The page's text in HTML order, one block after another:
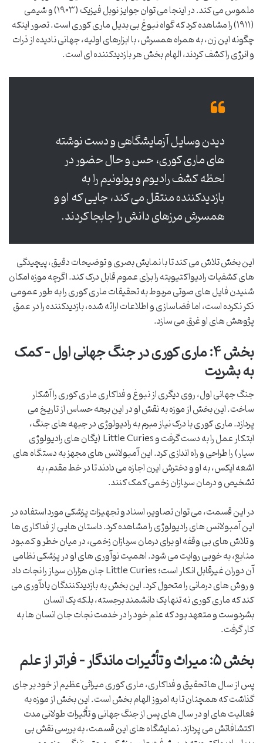
ملموس می کند. در اینجا می توان جوایز نوبل فیزیک (۱۹۰۳) و شیمی
(۱۹۱۱) را مشاهده کرد که گواه نبوغ بی بدیل ماری کوری است. تصور اینکه
چگونه این زن، به همراه همسرش، با ابزارهای اولیه، جهانی نادیده از ذرات
و انرژی را کشف کردند، الهام بخش هر بازدیدکننده ای است.
دیدن وسایل آزمایشگاهی و دست نوشته
های ماری کوری، حس و حال حضور در
لحظه کشف رادیوم و پولونیم را به
بازدیدکننده منتقل می کند، جایی که او و
همسرش مرزهای دانش را جابجا کردند.
این بخش تلاش می کند تا با نمایش بصری و توضیحات دقیق، پیچیدگی
های کشفیات رادیواکتیویته را برای عموم قابل درک کند. اگرچه موزه امکان
شنیدن فایل های صوتی مربوط به تحقیقات ماری کوری را به طور عمومی
ذکر نکرده است، اما فضاسازی و اطلاعات ارائه شده، بازدیدکننده را در عمق
پژوهش های او غرق می سازد.
بخش ۴: ماری کوری در جنگ جهانی اول – کمک
به بشریت
جنگ جهانی اول، روی دیگری از نبوغ و فداکاری ماری کوری را آشکار
ساخت. این بخش از موزه به نقش او در این برهه حساس از تاریخ می
پردازد. ماری کوری با درک نیاز مبرم به رادیولوژی در جبهه های جنگ،
ابتکار عمل را به دست گرفت و Little Curies (یگان های رادیولوژی
سیار) را طراحی و راه اندازی کرد. این آمبولانس های مجهز به دستگاه های
اشعه ایکس، به او و دخترش ایرن اجازه می دادند تا در خط مقدم، به
تشخیص و درمان سربازان زخمی کمک کنند.
در این قسمت، می توان تصاویر، اسناد و تجهیزات پزشکی مورد استفاده در
این آمبولانس های رادیولوژی را مشاهده کرد. داستان هایی از فداکاری ها
و تلاش های بی وقفه او برای درمان سربازان زخمی، در میان خطر و کمبود
منابع، به خوبی روایت می شود. اهمیت نوآوری های او در پزشکی نظامی
آن دوران غیرقابل انکار است؛ Little Curies جان هزاران سرباز را نجات داد
و روش های درمانی را متحول کرد. این بخش به بازدیدکنندگان یادآوری می
کند که ماری کوری نه تنها یک دانشمند برجسته، بلکه یک انسان
بشردوست و متعهد بود که علم خود را در خدمت نجات جان انسان ها به
کار گرفت.
بخش ۵: میراث و تأثیرات ماندگار – فراتر از علم
پس از سال ها تحقیق و فداکاری، ماری کوری میراثی عظیم از خود بر جای
گذاشت که همچنان تا به امروز الهام بخش است. این بخش از موزه به
فعالیت های او در سال های پس از جنگ جهانی و تأثیرات طولانی مدت
اکتشافاتش می پردازد. نمایشگاه های این قسمت، به بررسی نقش بی